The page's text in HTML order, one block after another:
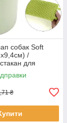
собак Soft
/
для
/
₴